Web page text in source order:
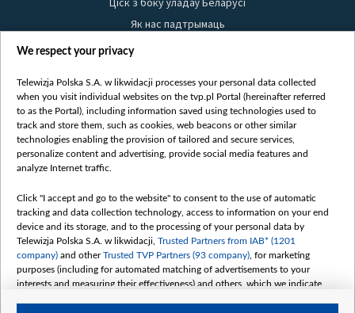
Як нас падтрымаць
Правілы выкарыстання матэрыялаў
Бяспека
Youtube
Белсат news
Белсат Shorts
Жэстачайшы мульт
Belsat English
Biełsat PL
Белсат Now
Белсат History
Белсат Music
We respect your privacy
Telewizja Polska S.A. w likwidacji processes your personal data collected
when you visit individual websites on the tvp.pl Portal (hereinafter referred
to as the Portal), including information saved using technologies used to
track and store them, such as cookies, web beacons or other similar
technologies enabling the provision of tailored and secure services,
personalize content and advertising, provide social media features and
analyze Internet traffic.
Click "I accept and go to the website" to consent to the use of automatic
tracking and data collection technology, access to information on your end
device and its storage, and to the processing of your personal data by
Telewizja Polska S.A. w likwidacji, Trusted Partners from IAB* (1201
company) and otherTrusted TVP Partners (93 company) , for marketing
purposes (including for automated matching of advertisements to your
interests and measuring their effectiveness) and others, which we indicate